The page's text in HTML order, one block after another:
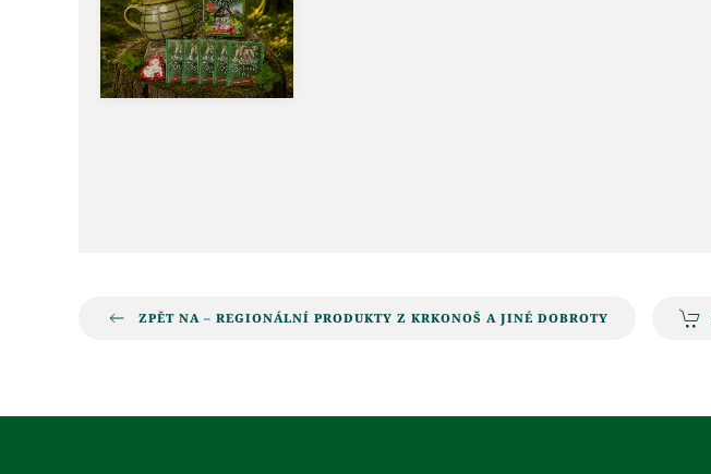
ZPĚT NA – REGIONÁLNÍ PRODUKTY Z KRKONOŠ A JINÉ DOBROTY